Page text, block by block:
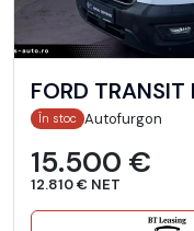
FORD
În stoc Autofurgon
15.500 €
12.810 € NET